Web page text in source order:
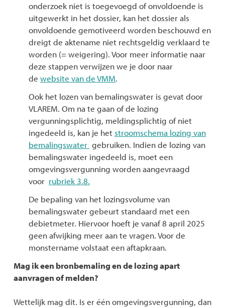
onderzoek niet is toegevoegd of onvoldoende is
uitgewerkt in het dossier, kan het dossier als
onvoldoende gemotiveerd worden beschouwd en
dreigt de aktename niet rechtsgeldig verklaard te
worden (= weigering). Voor meer informatie naar
deze stappen verwijzen we je door naar
de website van de VMM.
Ook het lozen van bemalingswater is gevat door
VLAREM. Om na te gaan of de lozing
vergunningsplichtig, meldingsplichtig of niet
ingedeeld is, kan je het stroomschema lozing van
bemalingswater gebruiken. Indien de lozing van
bemalingswater ingedeeld is, moet een
omgevingsvergunning worden aangevraagd
voor rubriek 3.8.
De bepaling van het lozingsvolume van
bemalingswater gebeurt standaard met een
debietmeter. Hiervoor hoeft je vanaf 8 april 2025
geen afwijking meer aan te vragen. Voor de
monstername volstaat een aftapkraan.
Mag ik een bronbemaling en de lozing apart
aanvragen of melden?
Wettelijk mag dit. Is er één omgevingsvergunning, dan